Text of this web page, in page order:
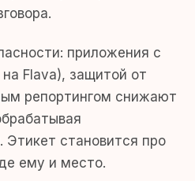
приложения с
Flava), защитой от
репортингом снижают
становится про
ему и место.